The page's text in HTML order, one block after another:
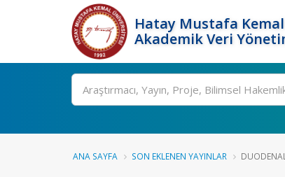
Hatay Mustafa
Akademik Veri
Ara
ANA SAYFA SON EKLENEN YAYINLAR